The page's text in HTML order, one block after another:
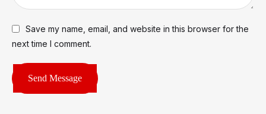
Save my name, email, and website in this browser for the
next time I comment.
Send Message